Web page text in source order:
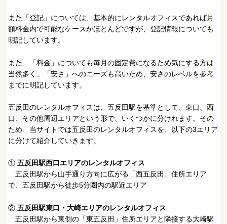
また「登記」については、基本的にレンタルオフィスであれば月
額料金内で可能なケースがほとんどですが、登記情報についても
明記しています。
また、「料金」についても毎月の固定費になるため気にする方は
当然多く、「安さ」へのニーズも高いため、安さのレベルを参考
までに明記しています。
五反田のレンタルオフィスは、五反田駅を基準として、東口、西
口、その他周辺エリアという形で、いくつかに分けれます。その
ため、当サイトでは五反田のレンタルオフィスを、以下の3エリア
に分けて紹介していきます。
① 五反田駅西口エリアのレンタルオフィス
五反田駅から山手通り方向に広がる「西五反田」住所エリア
で、五反田駅から徒歩5分圏内の駅近エリア
② 五反田駅東口・大崎エリアのレンタルオフィス
五反田駅から東側の「東五反田」住所エリアと隣接する大崎駅